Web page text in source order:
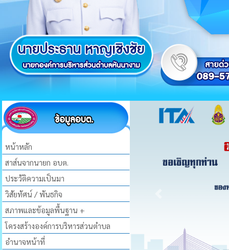
หน้าหลัก
สาส์นจากนายก อบต.
ประวัติความเป็นมา
วิสัยทัศน์ / พันธกิจ
สภาพและข้อมูลพื้นฐาน +
โครงสร้างองค์การบริหารส่วนตำบล
อำนาจหน้าที่